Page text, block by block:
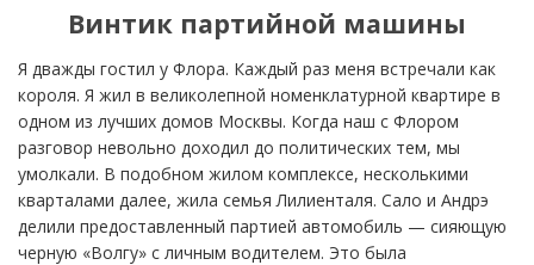
Винтик партийной машины
Я дважды гостил у Флора. Каждый раз меня встречали как
короля. Я жил в великолепной номенклатурной квартире в
одном из лучших домов Москвы. Когда наш с Флором
разговор невольно доходил до политических тем, мы
умолкали. В подобном жилом комплексе, несколькими
кварталами далее, жила семья Лилиенталя. Сало и Андрэ
делили предоставленный партией автомобиль — сияющую
черную «Волгу» с личным водителем. Это была